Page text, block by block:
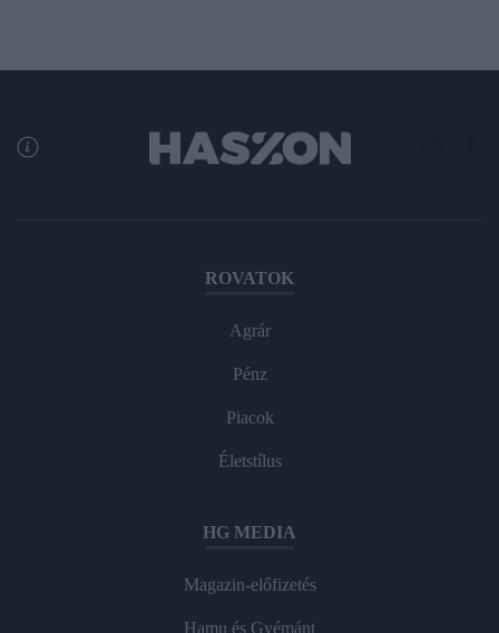
ROVATOK
Agrár
Pénz
Piacok
Életstílus
HG MEDIA
Magazin-előfizetés
Hamu és Gyémánt